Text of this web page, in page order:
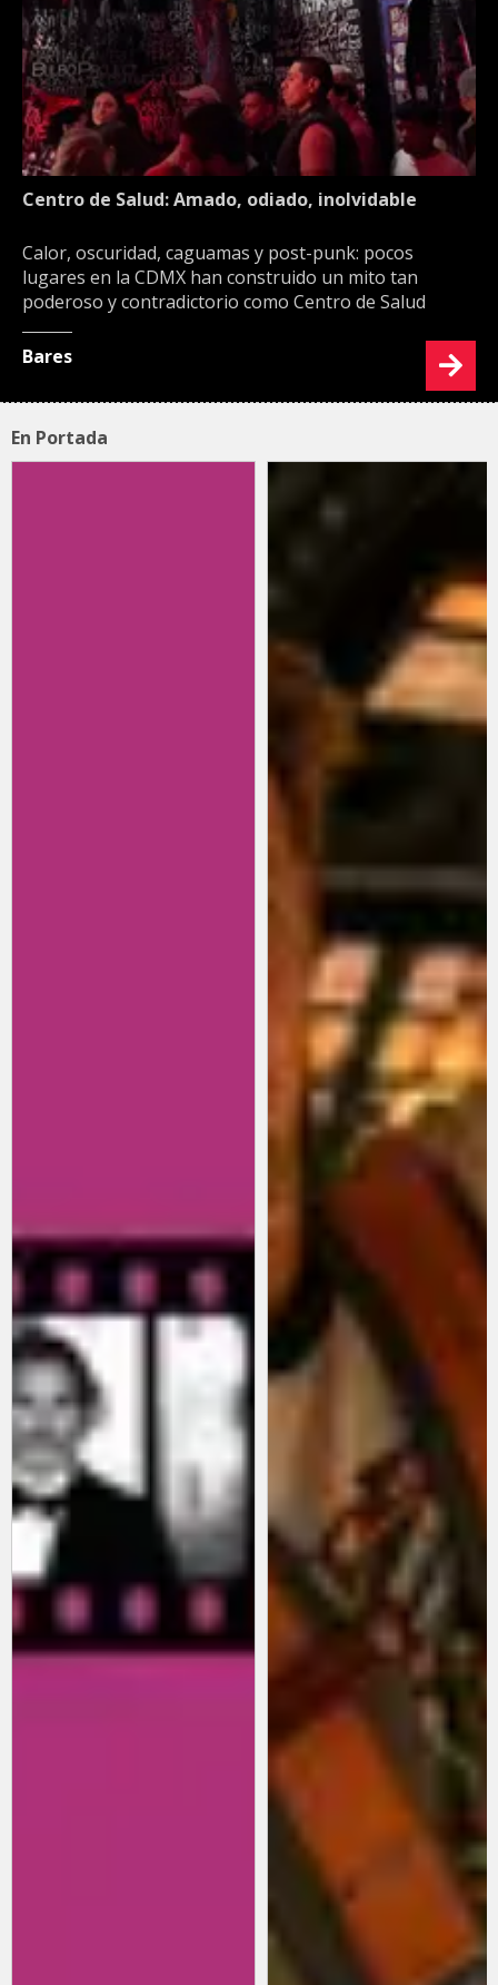
Centro de Salud: Amado, odiado, inolvidable
Calor, oscuridad, caguamas y post-punk: pocos
lugares en la CDMX han construido un mito tan
poderoso y contradictorio como Centro de Salud
Bares
En Portada